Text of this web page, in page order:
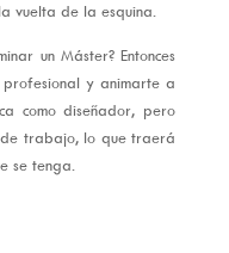
vuelta de la esquina.
un Máster? Entonces
y animarte a
como diseñador, pero
trabajo, lo que traerá
se tenga.